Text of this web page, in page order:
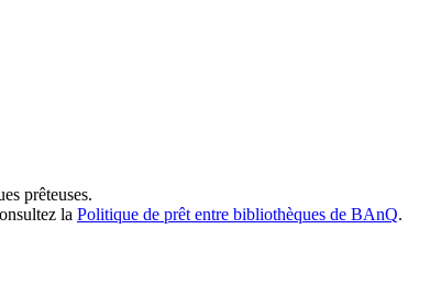
prêteuses.
la Politique de prêt entre bibliothèques de BAnQ.